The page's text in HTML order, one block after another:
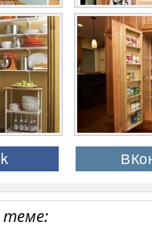
теме: